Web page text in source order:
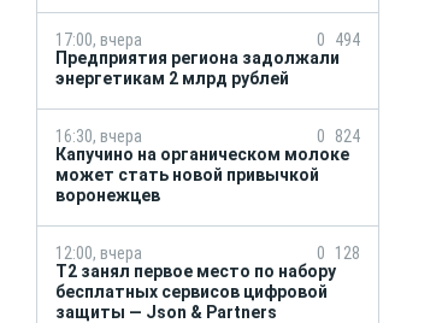
17:00, вчера 0
494
Предприятия региона задолжали
энергетикам 2 млрд рублей
16:30, вчера 0
824
Капучино на органическом молоке
может стать новой привычкой
воронежцев
12:00, вчера 0
128
Т2 занял первое место по набору
бесплатных сервисов цифровой
защиты — Json & Partners